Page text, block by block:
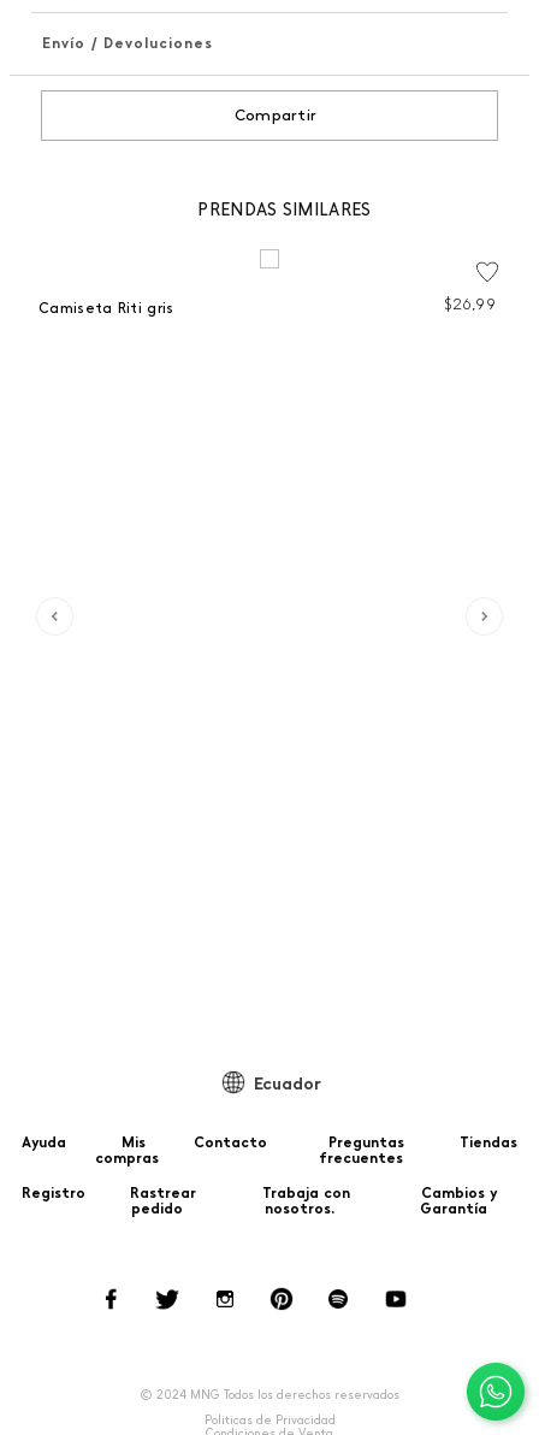
Envío / Devoluciones
Compartir
PRENDAS SIMILARES
Camiseta Riti gris $26,99
Ecuador
Ayuda
Mis
compras
Contacto
Preguntas
frecuentes
Tiendas
Registro
Rastrear
pedido
Trabaja con
nosotros.
Cambios y
Garantía
© 2024 MNG Todos los derechos reservados
Politicas de Privacidad